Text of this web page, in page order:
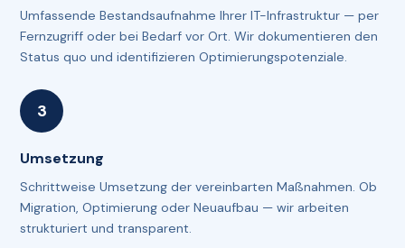
Umfassende Bestandsaufnahme Ihrer IT-Infrastruktur — per
Fernzugriff oder bei Bedarf vor Ort. Wir dokumentieren den
Status quo und identifizieren Optimierungspotenziale.
Umsetzung
Schrittweise Umsetzung der vereinbarten Maßnahmen. Ob
Migration, Optimierung oder Neuaufbau — wir arbeiten
strukturiert und transparent.